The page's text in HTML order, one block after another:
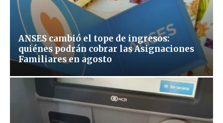
ANSES cambió el tope de ingresos:
quiénes podrán cobrar las Asignaciones
Familiares en agosto